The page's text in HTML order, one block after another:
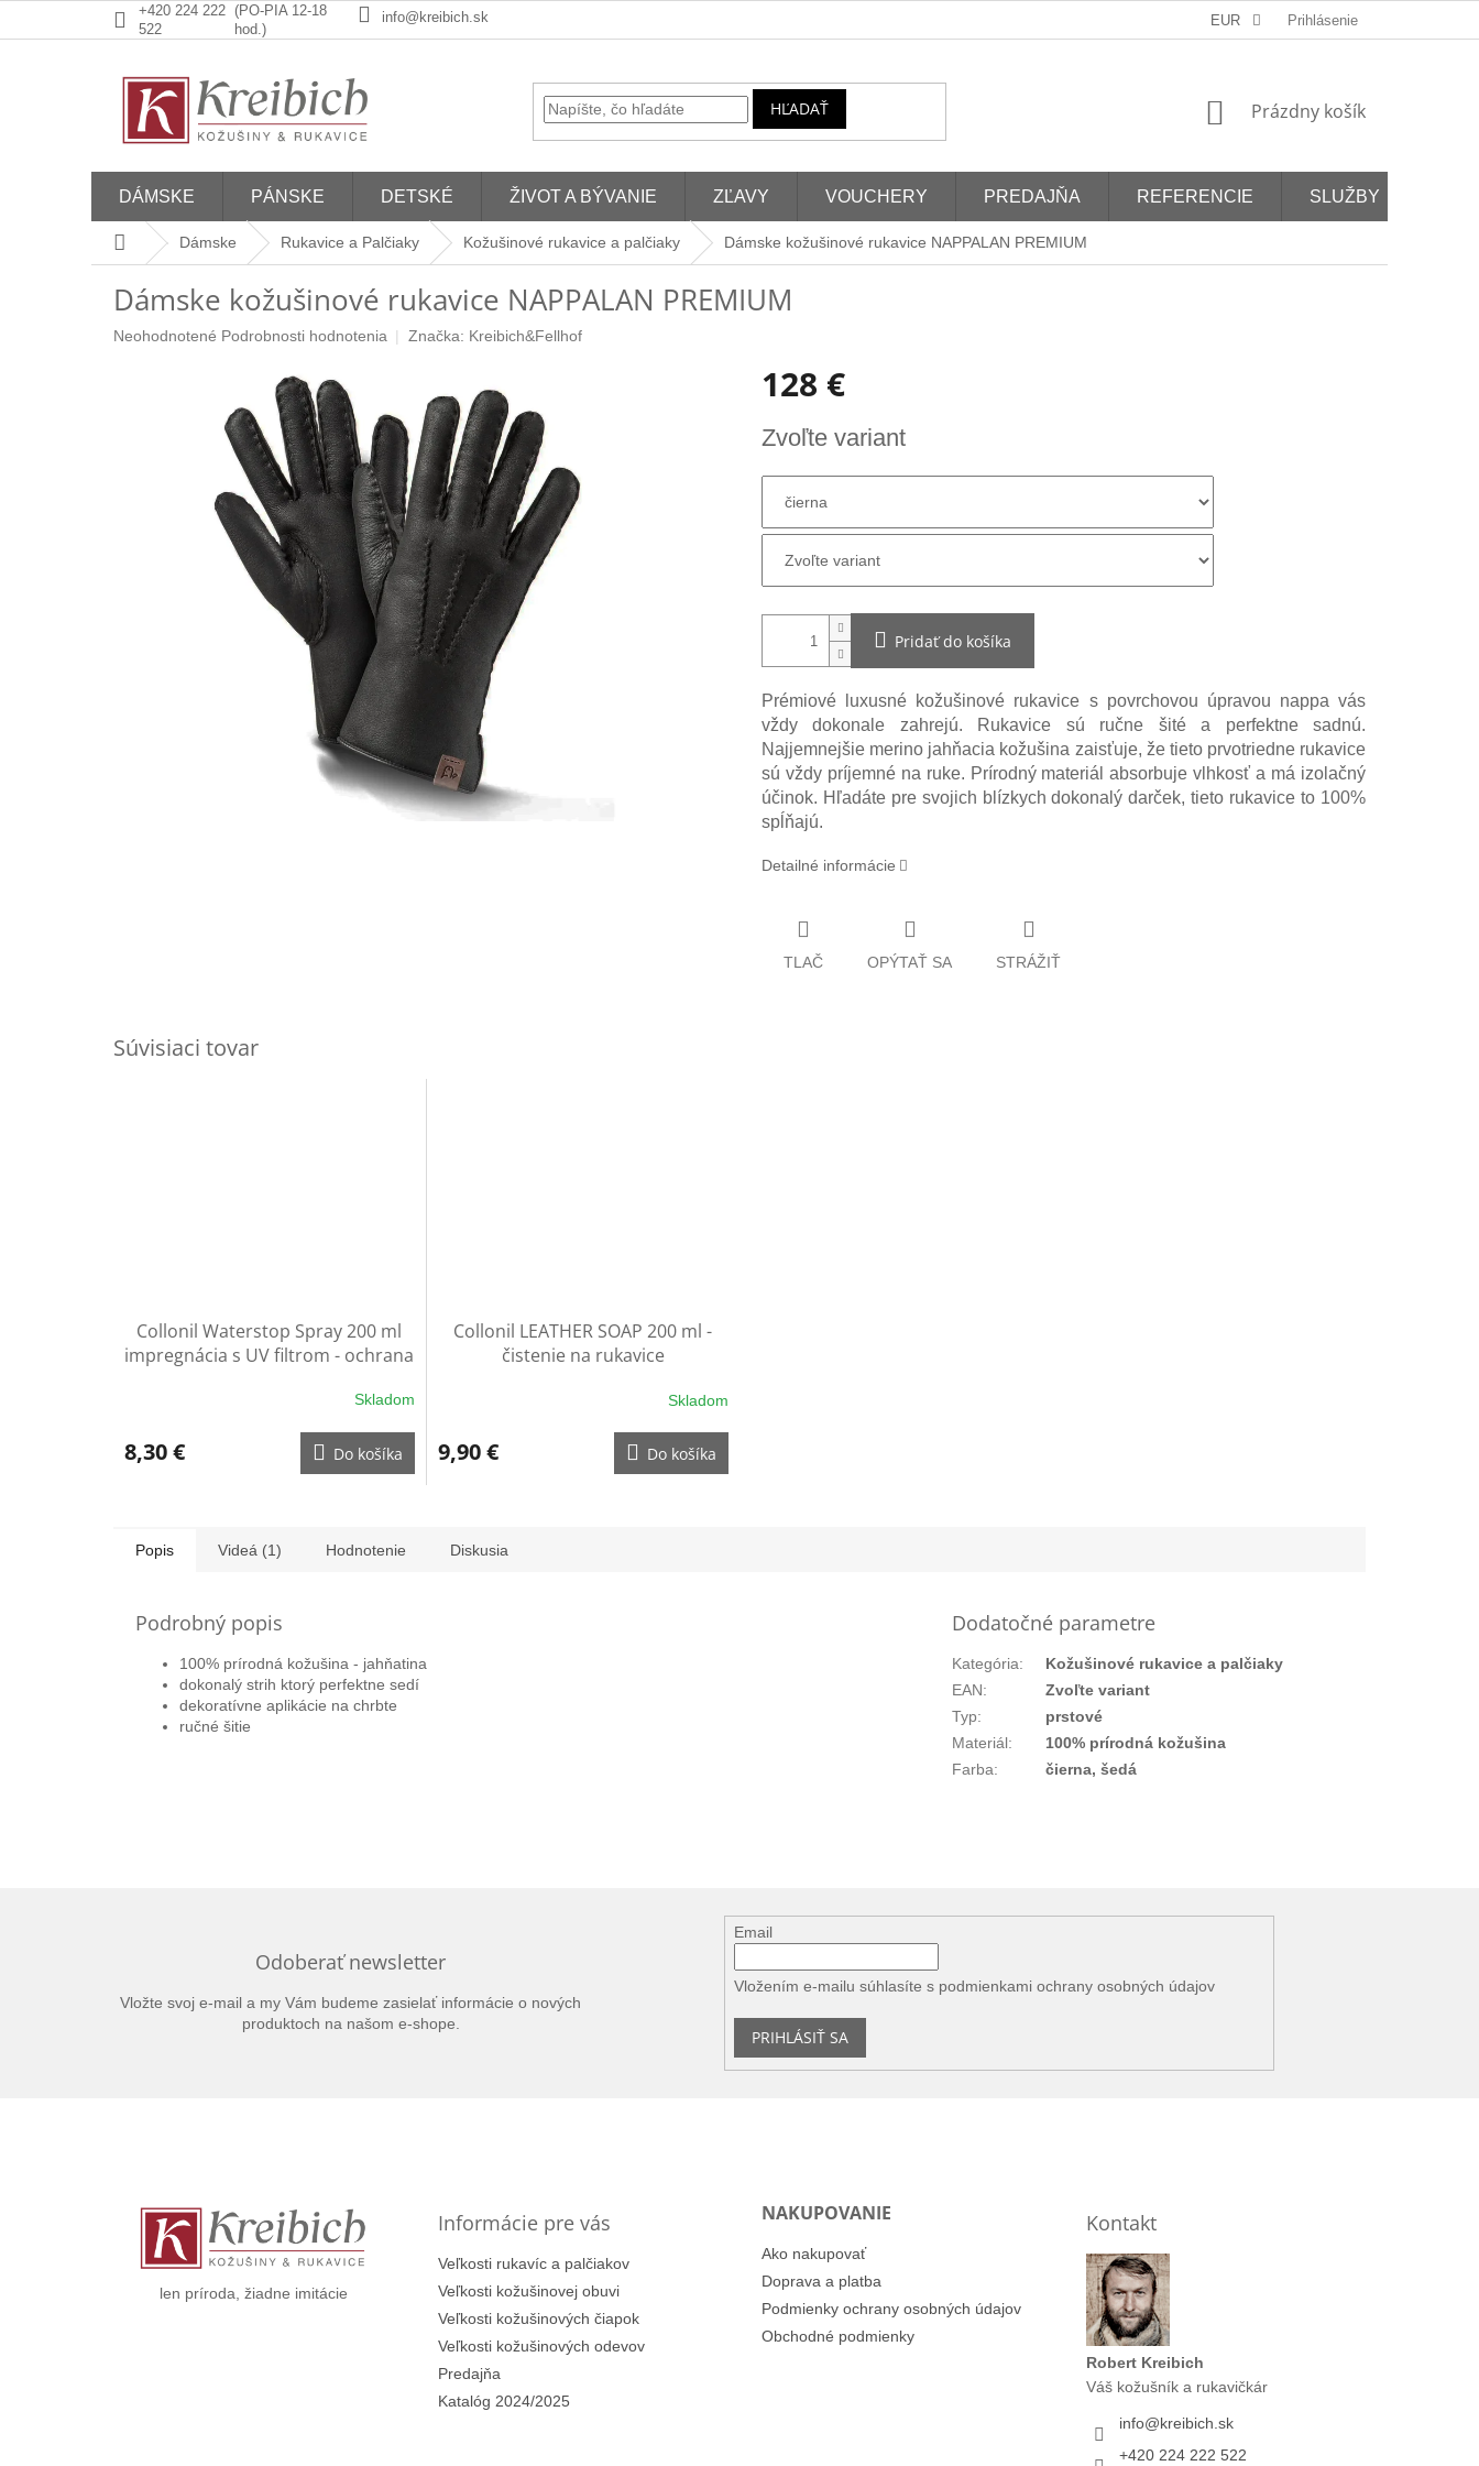
+420 224 222
522
(PO-PIA 12-18
hod.)
info@kreibich.sk EUR Prihlásenie
HĽADAŤ
NÁKUPNÝ
Prázdny košík
DÁMSKE PÁNSKE DETSKÉ ŽIVOT A BÝVANIE ZĽAVY VOUCHERY PREDAJŇA REFERENCIE SLUŽBY
DomovDámske Rukavice a Palčiaky Kožušinové rukavice a palčiaky Dámske kožušinové rukavice NAPPALAN PREMIUM
Dámske kožušinové rukavice NAPPALAN PREMIUM
Priemerné
Neohodnotené Podrobnosti hodnotenia Značka: Kreibich&Fellhof
128 €
cena:
Zvoľte variant
Pridať do košíka
Prémiové luxusné kožušinové rukavice s povrchovou úpravou nappa vás
vždy dokonale zahrejú. Rukavice sú ručne šité a perfektne sadnú.
Najjemnejšie merino jahňacia kožušina zaisťuje, že tieto prvotriedne rukavice
sú vždy príjemné na ruke. Prírodný materiál absorbuje vlhkosť a má izolačný
účinok. Hľadáte pre svojich blízkych dokonalý darček, tieto rukavice to 100%
spĺňajú.
Detailné informácie
TLAČ OPÝTAŤ SA STRÁŽIŤ
Súvisiaci tovar
Collonil Waterstop Spray 200 ml
impregnácia s UV filtrom - ochrana
Skladom
8,30 € Do košíka
Collonil LEATHER SOAP 200 ml -
čistenie na rukavice
Skladom
9,90 € Do košíka
Popis Videá (1) Hodnotenie Diskusia
Podrobný popis
100% prírodná kožušina - jahňatina
dokonalý strih ktorý perfektne sedí
dekoratívne aplikácie na chrbte
ručné šitie
Dodatočné parametre
Kategória:
Kožušinové rukavice a palčiaky
EAN:
Zvoľte variant
Typ:
prstové
Materiál:
100% prírodná kožušina
Farba: čierna, šedá
Odoberať newsletter
Vložte svoj e-mail a my Vám budeme zasielať informácie o nových
produktoch na našom e-shope.
Email
Vložením e-mailu súhlasíte s podmienkami ochrany osobných údajov
PRIHLÁSIŤ SA
len príroda, žiadne imitácie
Informácie pre vás
Veľkosti rukavíc a palčiakov
Veľkosti kožušinovej obuvi
Veľkosti kožušinových čiapok
Veľkosti kožušinových odevov
Predajňa
Katalóg 2024/2025
NAKUPOVANIE
Ako nakupovať
Doprava a platba
Podmienky ochrany osobných údajov
Obchodné podmienky
Kontakt
Robert Kreibich
Váš kožušník a rukavičkár
info@kreibich.sk
+420 224 222 522